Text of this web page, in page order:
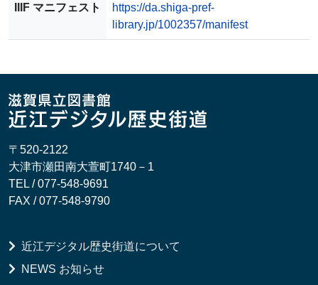
IIIF マニフェスト
https://da.shiga-pref-
library.jp/1002357/manifest
〒520-2122
大津市瀬田南大萱町1740－1
TEL / 077-548-9691
FAX / 077-548-9790
近江デジタル歴史街道について
NEWS お知らせ